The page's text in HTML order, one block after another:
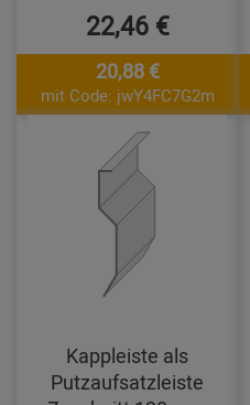
22,46 €
20,88 €
mit Code: jwY4FC7G2m
Kappleiste als
Putzaufsatzleiste